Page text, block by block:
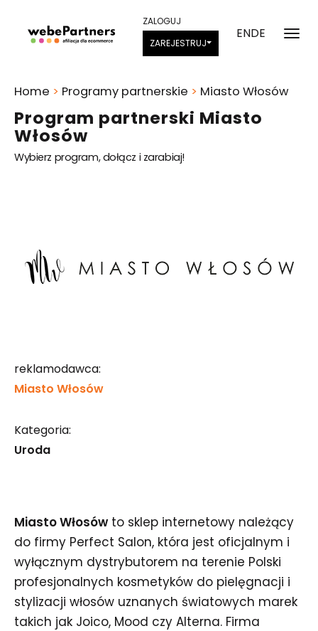
ENDE
ZALOGUJ
ZAREJESTRUJ
Program partnerski Miasto
Włosów
Wybierz program, dołącz i zarabiaj!
Home > Programy partnerskie > Miasto Włosów
reklamodawca:
Miasto Włosów
Kategoria:
Uroda
Miasto Włosów to sklep internetowy należący
do firmy Perfect Salon, która jest oficjalnym i
wyłącznym dystrybutorem na terenie Polski
profesjonalnych kosmetyków do pielęgnacji i
stylizacji włosów uznanych światowych marek
takich jak Joico, Mood czy Alterna. Firma